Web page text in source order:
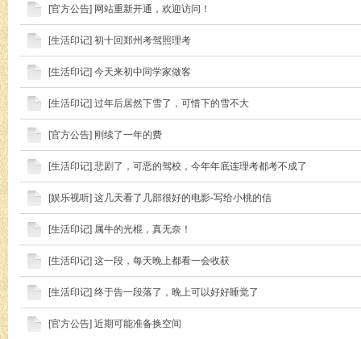
[官方公告] 网站重新开通，欢迎访问！
[生活印记] 初十回郑州考驾照理考
[生活印记] 今天来初中同学家做客
[生活印记] 过年后居然下雪了，可惜下的雪不大
[官方公告] 刚续了一年的费
[生活印记] 悲剧了，可恶的驾校，今年年底连理考都考不成了
[娱乐视听] 这几天看了几部很好的电影-写给小桃的信
[生活印记] 属牛的光棍，真无奈！
[生活印记] 这一段，每天晚上都看一会收获
[生活印记] 终于告一段落了，晚上可以好好睡觉了
[官方公告] 近期可能准备换空间